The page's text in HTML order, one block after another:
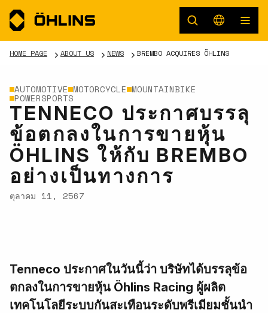
HOME PAGE ABOUT US NEWS BREMBO ACQUIRES ÖHLINS
AUTOMOTIVE MOTORCYCLE MOUNTAINBIKE
POWERSPORTS
TENNECO ประกาศบรรลุ
ข้อตกลงในการขายหุ้น
ÖHLINS ให้กับ BREMBO
อย่างเป็นทางการ
ตุลาคม 11, 2567
Tenneco ประกาศในวันนี้ว่า บริษัทได้บรรลุข้อ
ตกลงในการขายหุ้น Öhlins Racing ผู้ผลิต
เทคโนโลยีระบบกันสะเทือนระดับพรีเมียมชั้นนำ